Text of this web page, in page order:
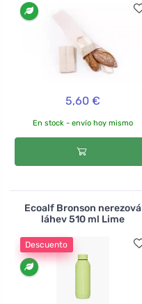
5,60 €
En stock - envío hoy mismo
Ecoalf Bronson nerezová
láhev 510 ml Lime
Descuento